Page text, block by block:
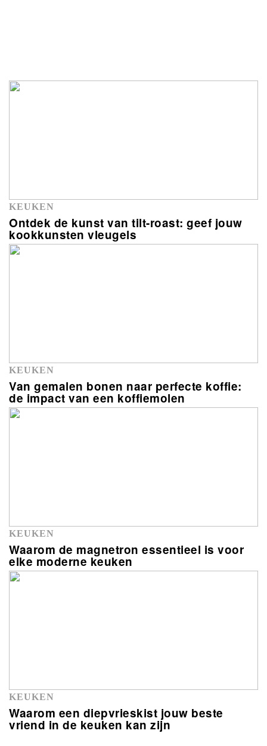
Ontdek de kunst van tilt-roast: geef jouw
kookkunsten vleugels
KEUKEN
Van gemalen bonen naar perfecte koffie:
de impact van een koffiemolen
KEUKEN
Waarom de magnetron essentieel is voor
elke moderne keuken
KEUKEN
Waarom een diepvrieskist jouw beste
vriend in de keuken kan zijn
KEUKEN